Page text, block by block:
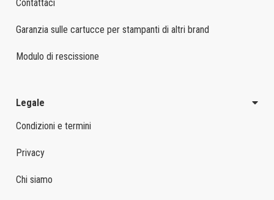
Contattaci
Garanzia sulle cartucce per stampanti di altri brand
Modulo di rescissione
Legale
Condizioni e termini
Privacy
Chi siamo